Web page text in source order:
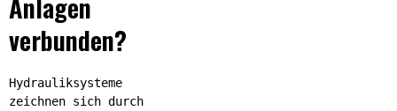
verbunden?
Hydrauliksysteme
zeichnen sich durch